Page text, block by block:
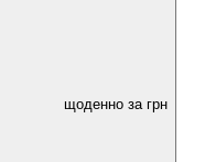
щоденно за грн